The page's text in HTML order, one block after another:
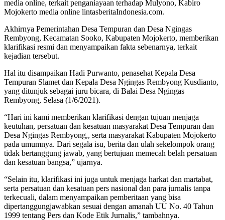
media online, terkait penganiayaan terhadap Mulyono, Kabiro
Mojokerto media online lintasberitaIndonesia.com.
Akhirnya Pemerintahan Desa Tempuran dan Desa Ngingas
Rembyong, Kecamatan Sooko, Kabupaten Mojokerto, memberikan
klarifikasi resmi dan menyampaikan fakta sebenarnya, terkait
kejadian tersebut.
Hal itu disampaikan Hadi Purwanto, penasehat Kepala Desa
Tempuran Slamet dan Kepala Desa Ngingas Rembyong Kusdianto,
yang ditunjuk sebagai juru bicara, di Balai Desa Ngingas
Rembyong, Selasa (1/6/2021).
“Hari ini kami memberikan klarifikasi dengan tujuan menjaga
keutuhan, persatuan dan kesatuan masyarakat Desa Tempuran dan
Desa Ngingas Rembyong,, serta masyarakat Kabupaten Mojokerto
pada umumnya. Dari segala isu, berita dan ulah sekelompok orang
tidak bertanggung jawab, yang bertujuan memecah belah persatuan
dan kesatuan bangsa,” ujarnya.
“Selain itu, klarifikasi ini juga untuk menjaga harkat dan martabat,
serta persatuan dan kesatuan pers nasional dan para jurnalis tanpa
terkecuali, dalam menyampaikan pemberitaan yang bisa
dipertanggungjawabkan sesuai dengan amanah UU No. 40 Tahun
1999 tentang Pers dan Kode Etik Jurnalis,” tambahnya.